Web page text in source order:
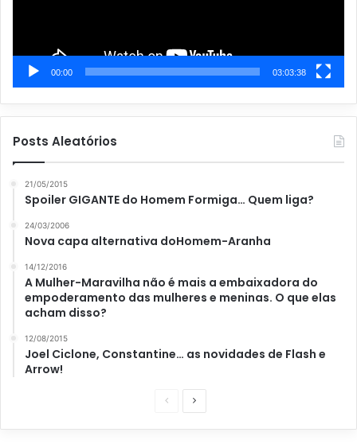
00:00 03:03:38
Posts Aleatórios
21/05/2015
Spoiler GIGANTE do Homem Formiga… Quem liga?
24/03/2006
Nova capa alternativa doHomem-Aranha
14/12/2016
A Mulher-Maravilha não é mais a embaixadora do
empoderamento das mulheres e meninas. O que elas
acham disso?
12/08/2015
Joel Ciclone, Constantine… as novidades de Flash e
Arrow!